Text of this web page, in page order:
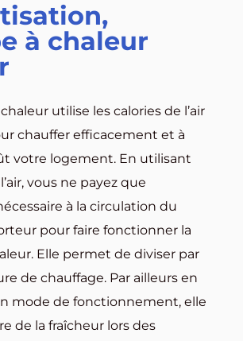
à chaleur
utilise les calories de l’air
chauffer efficacement et à
votre logement. En utilisant
vous ne payez que
à la circulation du
pour faire fonctionner la
Elle permet de diviser par
de chauffage. Par ailleurs en
mode de fonctionnement, elle
de la fraîcheur lors des